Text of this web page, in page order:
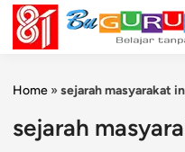
Skip
content
Home » sejarah masyarakat
sejarah